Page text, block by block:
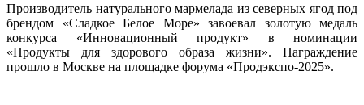
Производитель натурального мармелада из северных ягод под
брендом «Сладкое Белое Море» завоевал золотую медаль
конкурса «Инновационный продукт» в номинации
«Продукты для здорового образа жизни». Награждение
прошло в Москве на площадке форума «Продэкспо‑2025».